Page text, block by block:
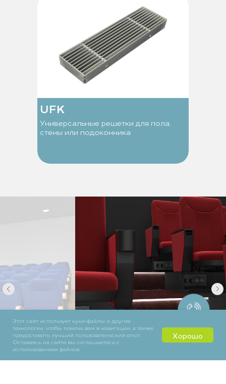
Этот сайт использует куки-файлы и другие
технологии, чтобы помочь вам в навигации, а также
предоставить лучший пользовательский опыт.
Оставаясь на сайте вы соглашаетесь с
использованием файлов.
Хорошо
UFK
Универсальные решетки для пола,
стены или подоконника